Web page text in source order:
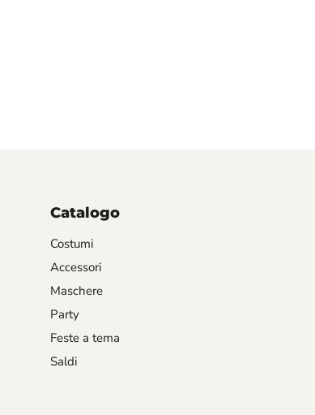
Catalogo
Costumi
Accessori
Maschere
Party
Feste a tema
Saldi